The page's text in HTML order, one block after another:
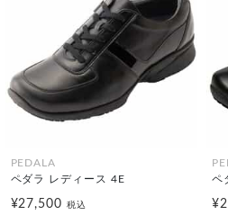
PEDALA
ペダラ レディース 4E
¥27,500税込
ペ